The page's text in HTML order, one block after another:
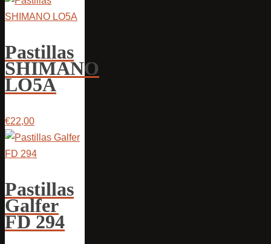
Pastillas
SHIMANO
LO5A
€22,00
Pastillas
Galfer
FD 294